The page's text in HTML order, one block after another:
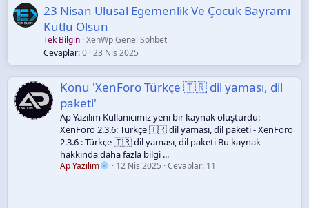
23 Nisan Ulusal Egemenlik Ve Çocuk Bayramı
Kutlu Olsun
Tek Bilgin XenWp Genel Sohbet
Cevaplar 0 23 Nis 2025
Konu 'XenForo Türkçe 🇹🇷 dil yaması, dil
paketi'
Ap Yazılım Kullanıcımız yeni bir kaynak oluşturdu:
XenForo 2.3.6: Türkçe 🇹🇷 dil yaması, dil paketi - XenForo
2.3.6 : Türkçe 🇹🇷 dil yaması, dil paketi Bu kaynak
hakkında daha fazla bilgi ...
Ap Yazılım 12 Nis 2025 Cevaplar: 11